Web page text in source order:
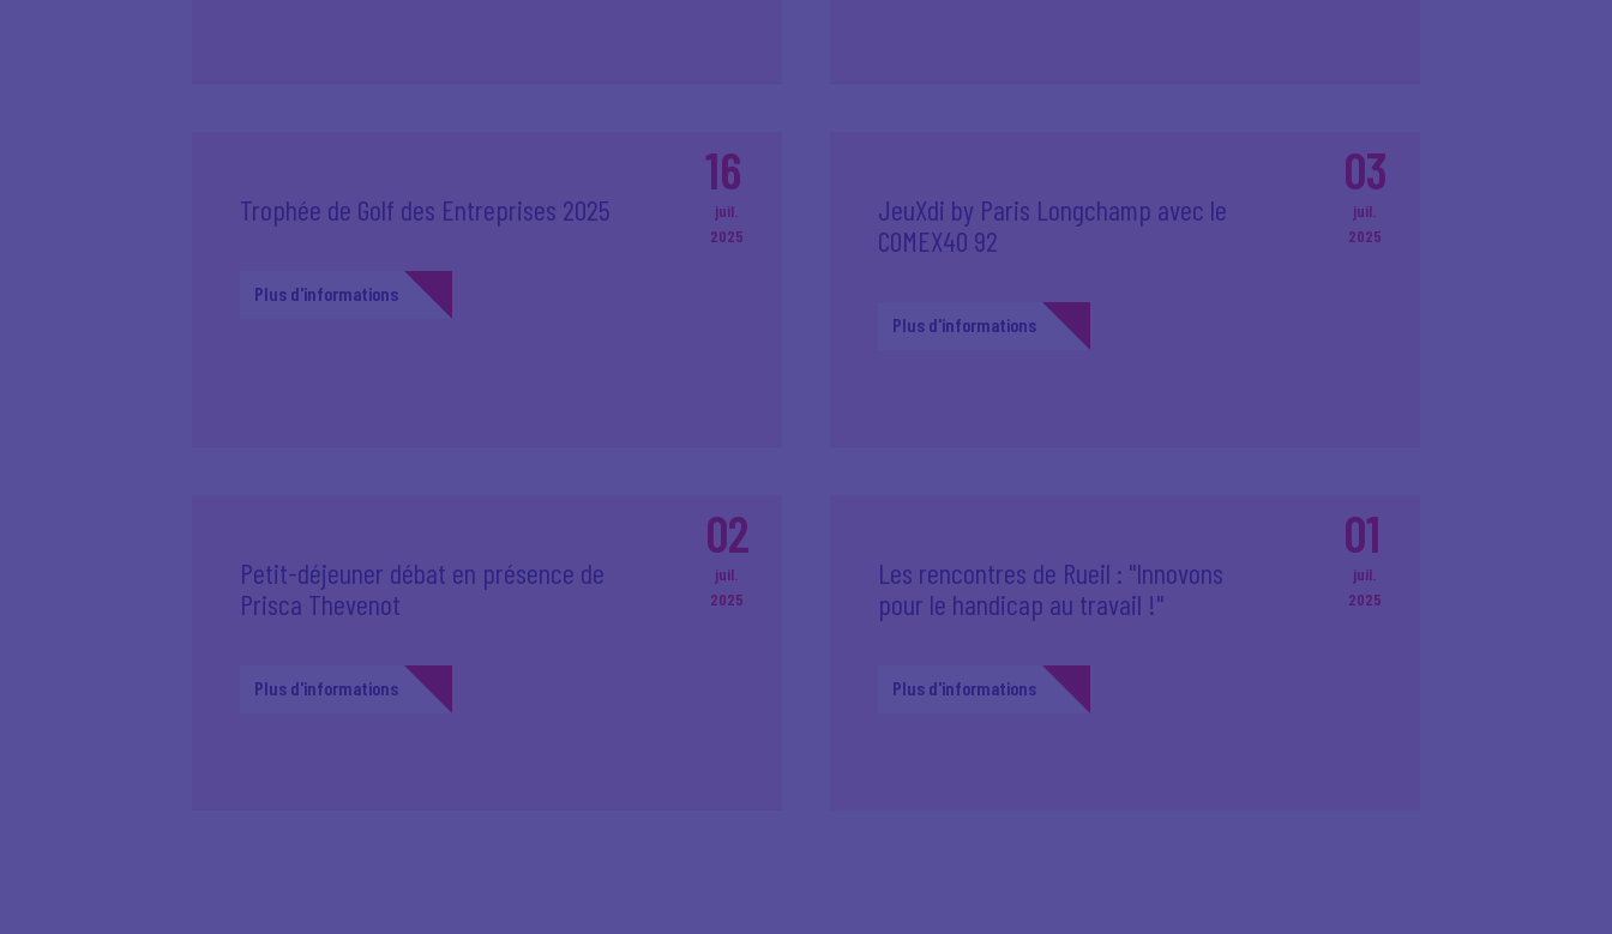
16
juil.
2025
Trophée de Golf des Entreprises 2025
Plus d'informations
03
juil.
2025
JeuXdi by Paris Longchamp avec le
COMEX40 92
Plus d'informations
02
juil.
2025
Petit-déjeuner débat en présence de
Prisca Thevenot
Plus d'informations
01
juil.
2025
Les rencontres de Rueil : "Innovons
pour le handicap au travail !"
Plus d'informations